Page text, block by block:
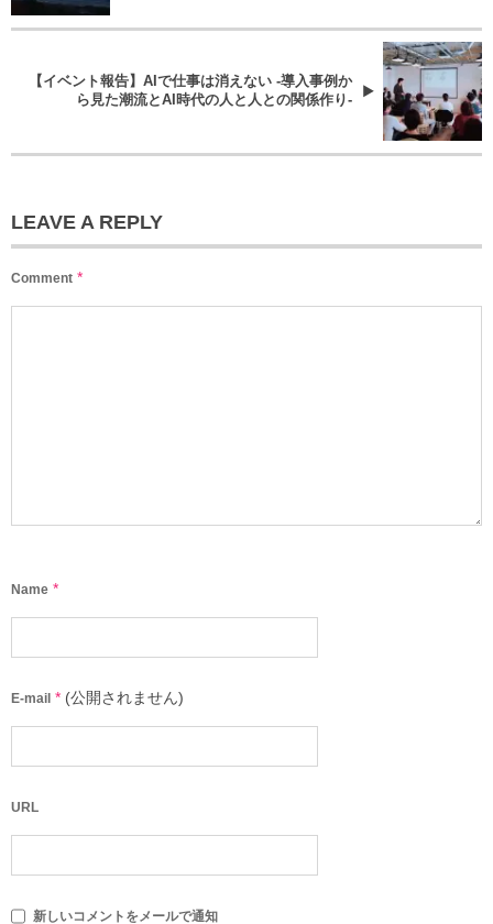
【イベント報告】AIで仕事は消えない -導入事例か
ら見た潮流とAI時代の人と人との関係作り-
LEAVE A REPLY
Comment *
Name *
E-mail * (公開されません)
URL
新しいコメントをメールで通知